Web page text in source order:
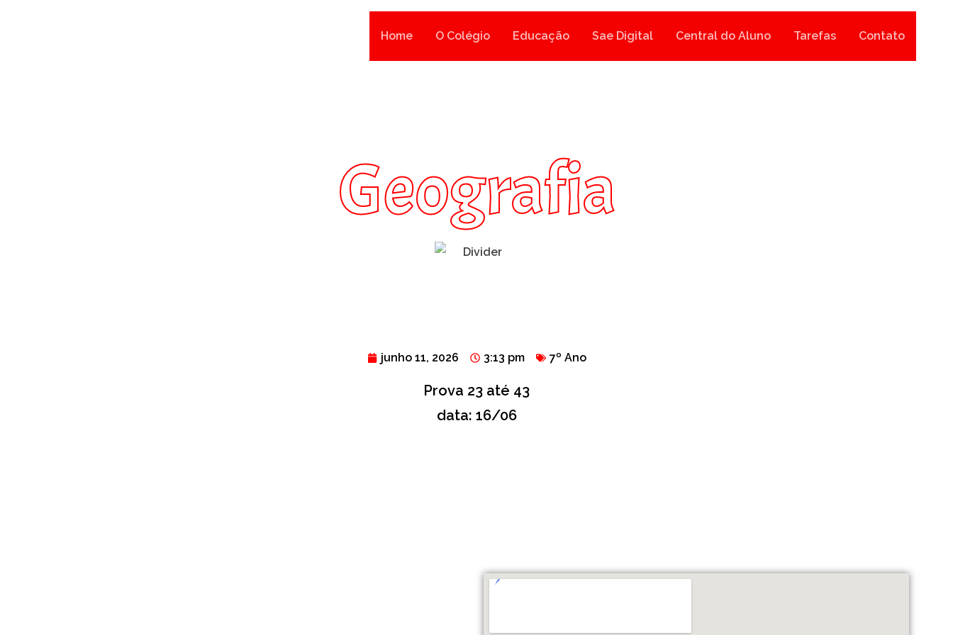
Home O Colégio Educação Sae Digital Central do Aluno Tarefas Contato
Geografia
junho 11, 2026 3:13 pm 7º Ano
Prova 23 até 43
data: 16/06